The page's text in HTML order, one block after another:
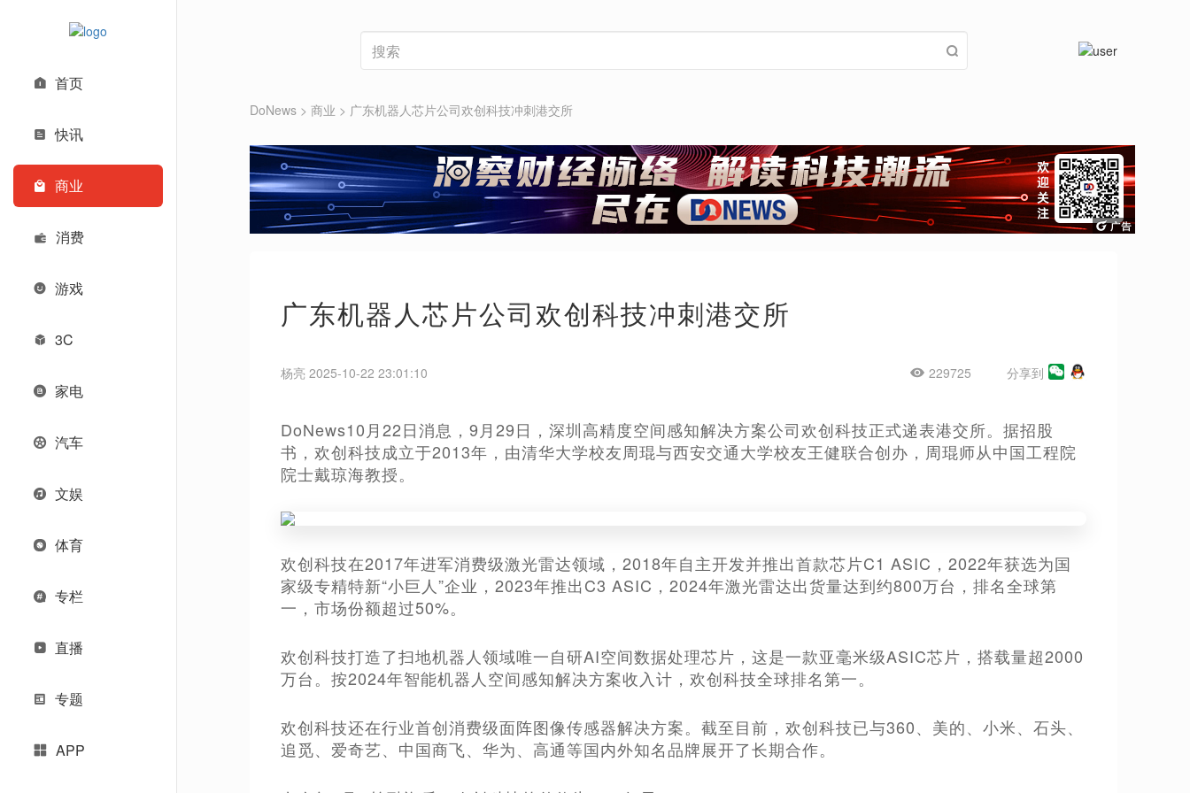
首页
快讯
商业
消费
游戏
3C
家电
汽车
文娱
体育
专栏
直播
专题
APP
DoNews > 商业 > 广东机器人芯片公司欢创科技冲刺港交所
广东机器人芯片公司欢创科技冲刺港交所
杨亮 2025-10-22 23:01:10 229725 分享到
DoNews10月22日消息，9月29日，深圳高精度空间感知解决方案公司欢创科技正式递表港交所。据招股
书，欢创科技成立于2013年，由清华大学校友周琨与西安交通大学校友王健联合创办，周琨师从中国工程院
院士戴琼海教授。
欢创科技在2017年进军消费级激光雷达领域，2018年自主开发并推出首款芯片C1 ASIC，2022年获选为国
家级专精特新“小巨人”企业，2023年推出C3 ASIC，2024年激光雷达出货量达到约800万台，排名全球第
一，市场份额超过50%。
欢创科技打造了扫地机器人领域唯一自研AI空间数据处理芯片，这是一款亚毫米级ASIC芯片，搭载量超2000
万台。按2024年智能机器人空间感知解决方案收入计，欢创科技全球排名第一。
欢创科技还在行业首创消费级面阵图像传感器解决方案。截至目前，欢创科技已与360、美的、小米、石头、
追觅、爱奇艺、中国商飞、华为、高通等国内外知名品牌展开了长期合作。